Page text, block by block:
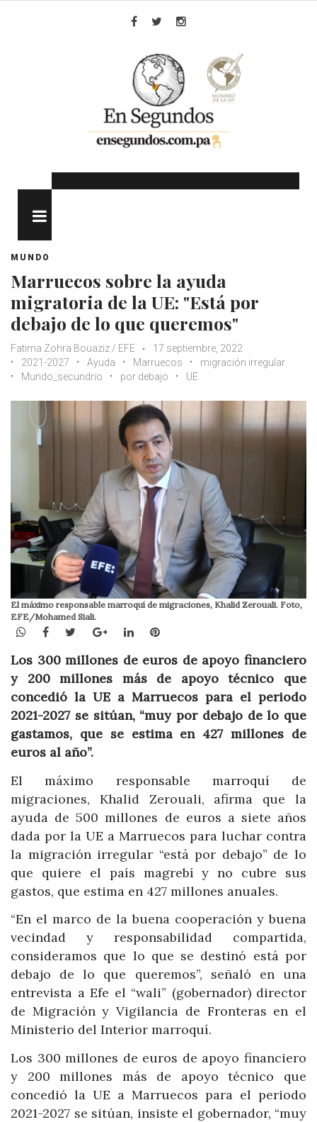
MUNDO
Marruecos sobre la ayuda
migratoria de la UE: "Está por
debajo de lo que queremos"
Fatima Zohra Bouaziz / EFE
17 septiembre, 2022
2021-2027
Ayuda Marruecos
migración irregular
Mundo_secundrio
por debajo UE
El máximo responsable marroquí de migraciones, Khalid Zerouali. Foto,
EFE/Mohamed Siali.
WhatsApp
Facebook
TwitterGoogle+LinkedInPinterest
Los 300 millones de euros de apoyo financiero
y 200 millones más de apoyo técnico que
concedió la UE a Marruecos para el periodo
2021-2027 se sitúan, “muy por debajo de lo que
gastamos, que se estima en 427 millones de
euros al año”.
El máximo responsable marroquí de
migraciones, Khalid Zerouali, afirma que la
ayuda de 500 millones de euros a siete años
dada por la UE a Marruecos para luchar contra
la migración irregular “está por debajo” de lo
que quiere el país magrebí y no cubre sus
gastos, que estima en 427 millones anuales.
“En el marco de la buena cooperación y buena
vecindad y responsabilidad compartida,
consideramos que lo que se destinó está por
debajo de lo que queremos”, señaló en una
entrevista a Efe el “wali” (gobernador) director
de Migración y Vigilancia de Fronteras en el
Ministerio del Interior marroquí.
Los 300 millones de euros de apoyo financiero
y 200 millones más de apoyo técnico que
concedió la UE a Marruecos para el periodo
2021-2027 se sitúan, insiste el gobernador, “muy